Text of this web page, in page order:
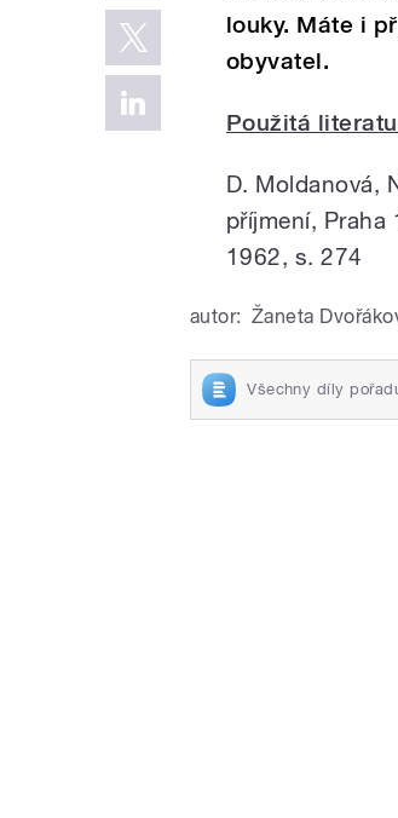
louky. Máte i
obyvatel.
Použitá
D. Moldanová,
příjmení, Praha
1962, s. 274
autor: Žaneta
Všechny díly